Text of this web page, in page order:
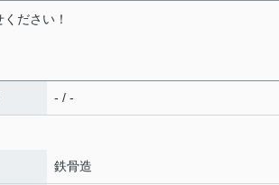
ださい！
- / -
鉄骨造